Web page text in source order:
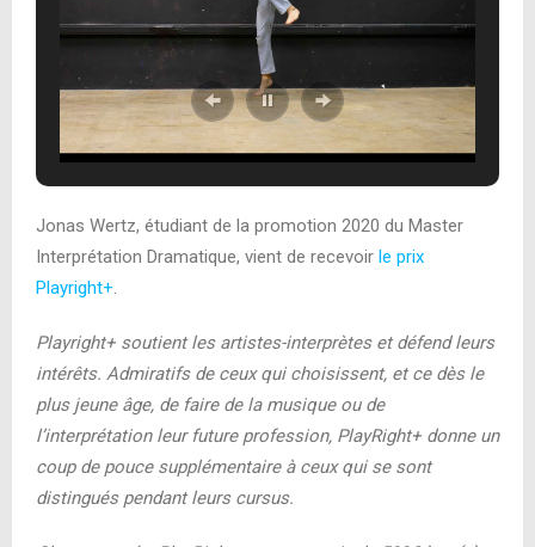
Jonas Wertz, étudiant de la promotion 2020 du Master
Interprétation Dramatique, vient de recevoir le prix
Playright+.
Playright+ soutient les artistes-interprètes et défend leurs
intérêts. Admiratifs de ceux qui choisissent, et ce dès le
plus jeune âge, de faire de la musique ou de
l’interprétation leur future profession, PlayRight+ donne un
coup de pouce supplémentaire à ceux qui se sont
distingués pendant leurs cursus.